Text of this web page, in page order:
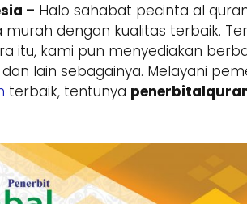
– Halo sahabat pecinta al
murah dengan kualitas terbaik.
itu, kami pun menyediakan
lain sebagainya. Melayani
terbaik, tentunya